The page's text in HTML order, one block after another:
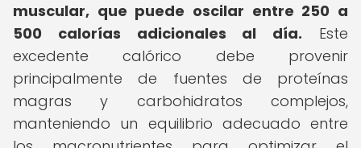
muscular, que puede oscilar entre 250 a
500 calorías adicionales al día. Este
excedente calórico debe provenir
principalmente de fuentes de proteínas
magras y carbohidratos complejos,
manteniendo un equilibrio adecuado entre